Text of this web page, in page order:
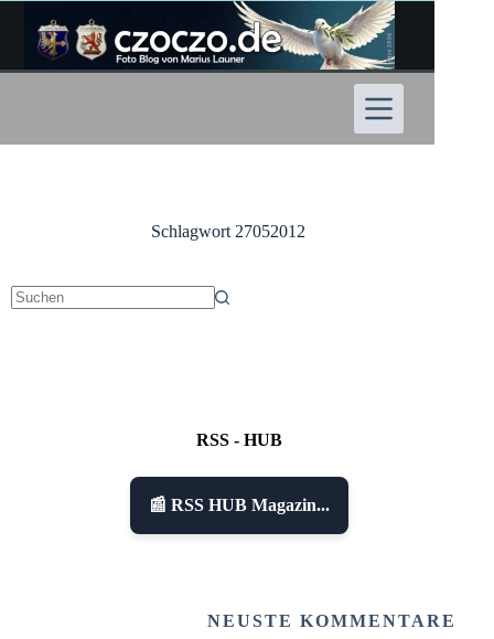
Inhalt
springen
Schlagwort 27052012
RSS - HUB
📰 RSS HUB Magazin...
NEUSTE KOMMENTARE